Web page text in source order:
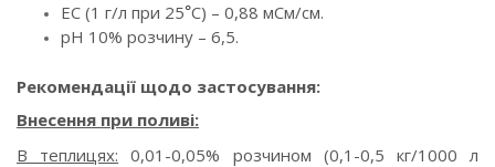
ЕС (1 г/л при 25°С) – 0,88 мСм/см.
рН 10% розчину – 6,5.
Рекомендації щодо застосування:
Внесення при поливі:
В теплицях: 0,01-0,05% розчином (0,1-0,5 кг/1000 л